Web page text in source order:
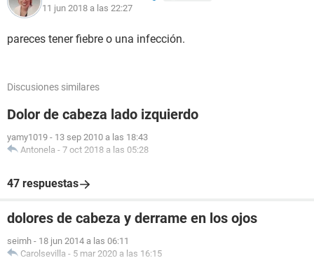
11 jun 2018 a las 22:27
pareces tener fiebre o una infección.
Discusiones similares
Dolor de cabeza lado izquierdo
yamy1019 - 13 sep 2010 a las 18:43
Antonela - 7 oct 2018 a las 05:28
47 respuestas
dolores de cabeza y derrame en los ojos
seimh - 18 jun 2014 a las 06:11
Carolsevilla - 5 mar 2020 a las 16:15